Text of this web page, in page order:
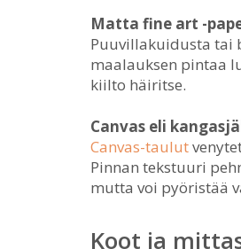
Matta fine art -
Puuvillakuidusta tai
maalauksen pintaa
kiilto häiritse.
Canvas eli
Canvas-taulut
Pinnan tekstuuri
mutta voi pyöristää
Koot ja